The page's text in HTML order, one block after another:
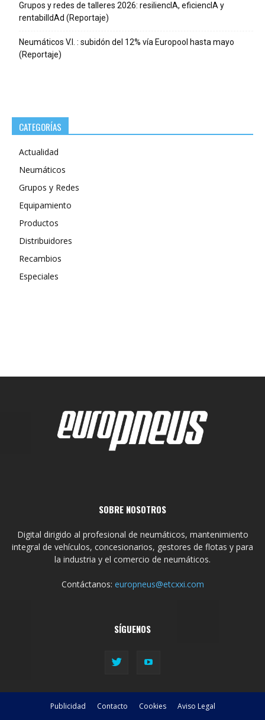
Grupos y redes de talleres 2026: resiliencIA, eficiencIA y
rentabilIdAd (Reportaje)
Neumáticos V.I. : subidón del 12% vía Europool hasta mayo
(Reportaje)
CATEGORÍAS
Actualidad
Neumáticos
Grupos y Redes
Equipamiento
Productos
Distribuidores
Recambios
Especiales
SOBRE NOSOTROS
Digital dirigido al profesional de neumáticos, mantenimiento
integral de vehículos, concesionarios, gestores de flotas y para
la industria y el comercio de neumáticos.
Contáctanos: europneus@etcxxi.com
SÍGUENOS
Publicidad Contacto Cookies Aviso Legal